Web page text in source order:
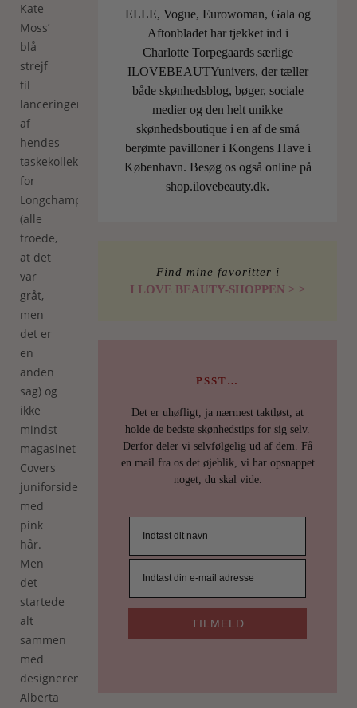
Kate
Moss’
blå
strejf
til
lanceringen
af
hendes
taskekollektion
for
Longchamps
(alle
troede,
at det
var
gråt,
men
det er
en
anden
sag) og
ikke
mindst
magasinet
Covers
juniforside
med
pink
hår.
Men
det
startede
alt
sammen
med
designeren
Alberta
ELLE, Vogue, Eurowoman, Gala og
Aftonbladet har tjekket ind i
Charlotte Torpegaards særlige
ILOVEBEAUTYunivers, der tæller
både skønhedsblog, bøger, sociale
medier og den helt unikke
skønhedsboutique i en af de små
berømte pavilloner i Kongens Have i
København. Besøg os også online på
shop.ilovebeauty.dk.
Find mine favoritter i
I LOVE BEAUTY-SHOPPEN > >
PSST…
Det er uhøfligt, ja nærmest taktløst, at
holde de bedste skønhedstips for sig selv.
Derfor deler vi selvfølgelig ud af dem. Få
en mail fra os det øjeblik, vi har opsnappet
noget, du skal vide.
TILMELD